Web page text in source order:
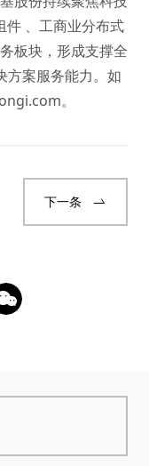
件 、工商业分布式
板块，形成支撑全
方案服务能力。如
。
下一条